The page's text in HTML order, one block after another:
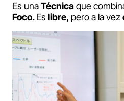
Es unaTécnicaque
Foco.Es libre, pero a la vez